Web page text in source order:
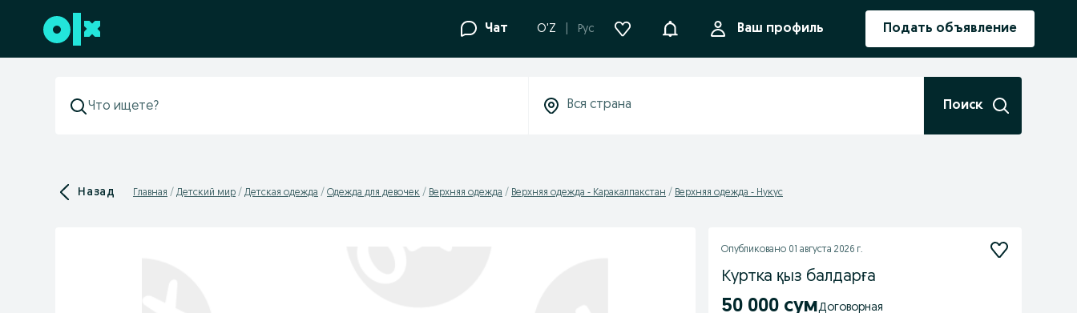
Перейти к нижнему колонтитулу Чат O'Z Рус УведомленияВаш профиль Подать объявление
Поиск
Назад Главная Детский мир Детская одежда Одежда для девочек Верхняя одежда Верхняя одежда - Каракалпакстан Верхняя одежда - Нукус
Опубликовано 01 августа 2026 г.
Куртка қыз балдарға
50 000 сум Договорная